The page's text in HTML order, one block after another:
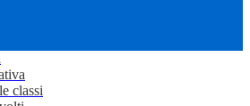
classi